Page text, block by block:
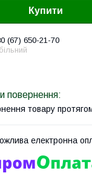
Купити
(67) 650-21-70
товару